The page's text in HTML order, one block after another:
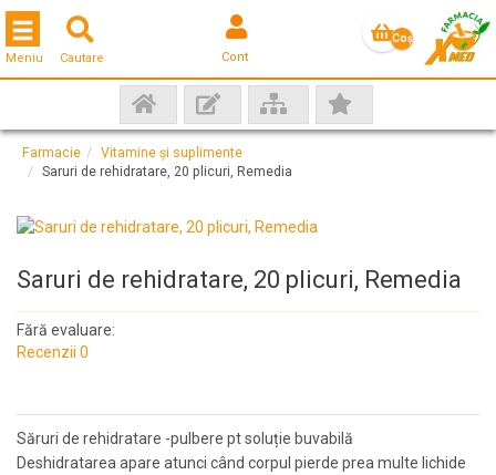
Cautare Cont
Coş
Toggle navigation
Meniu
Farmacie
Vitamine și suplimente
Saruri de rehidratare, 20 plicuri, Remedia
Saruri de rehidratare, 20 plicuri, Remedia
Fără evaluare:
Recenzii 0
Săruri de rehidratare -pulbere pt soluție buvabilă
Deshidratarea apare atunci când corpul pierde prea multe lichide